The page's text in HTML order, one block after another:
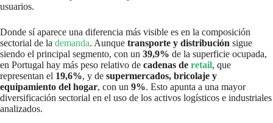
usuarios.
Donde sí aparece una diferencia más visible es en la composición
sectorial de la demanda. Aunque transporte y distribución sigue
siendo el principal segmento, con un 39,9% de la superficie ocupada,
en Portugal hay más peso relativo de cadenas de retail, que
representan el 19,6%, y de supermercados, bricolaje y
equipamiento del hogar, con un 9%. Esto apunta a una mayor
diversificación sectorial en el uso de los activos logísticos e industriales
analizados.